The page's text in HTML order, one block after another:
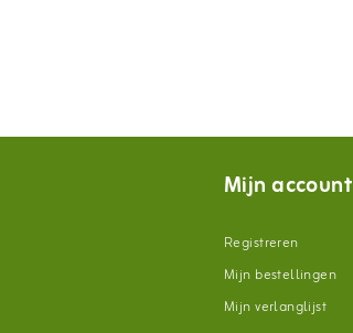
Mijn account
Registreren
Mijn bestellingen
Mijn verlanglijst